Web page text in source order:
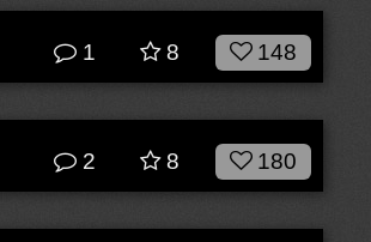
1 8 148
2 8 180